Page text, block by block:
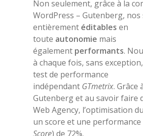
Non seulement, grâce à la
WordPress – Gutenberg,
entièrement éditables en
toute autonomie mais
également performants.
à chaque fois, sans
test de performance
indépendant GTmetrix. Grâce
Gutenberg et au savoir faire
Web Agency, l’optimisation
un score et une performance
Score) de 72%.